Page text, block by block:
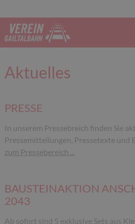
Aktuelles
PRESSE
In unserem Pressebreich finden Sie
Pressemitteilungen, Pressetexte und
zum Pressebereich ...
BAUSTEINAKTION
2043
Ab sofort sind 5 exklusive Sets aus